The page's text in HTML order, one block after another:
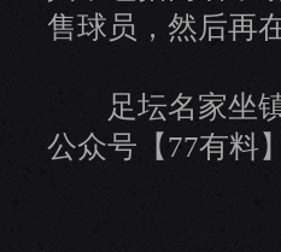
售球员，然后再
足坛名家坐镇
公众号【77有料